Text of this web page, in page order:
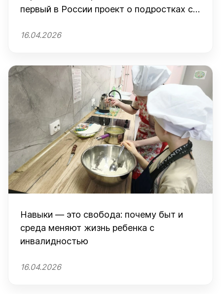
первый в России проект о подростках с
16.04.2026
Навыки — это свобода: почему быт и
среда меняют жизнь ребенка с
инвалидностью
16.04.2026